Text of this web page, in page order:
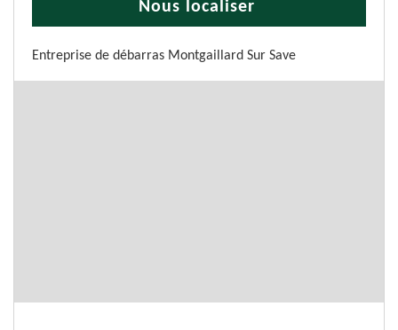
Nous localiser
Entreprise de débarras Montgaillard Sur Save